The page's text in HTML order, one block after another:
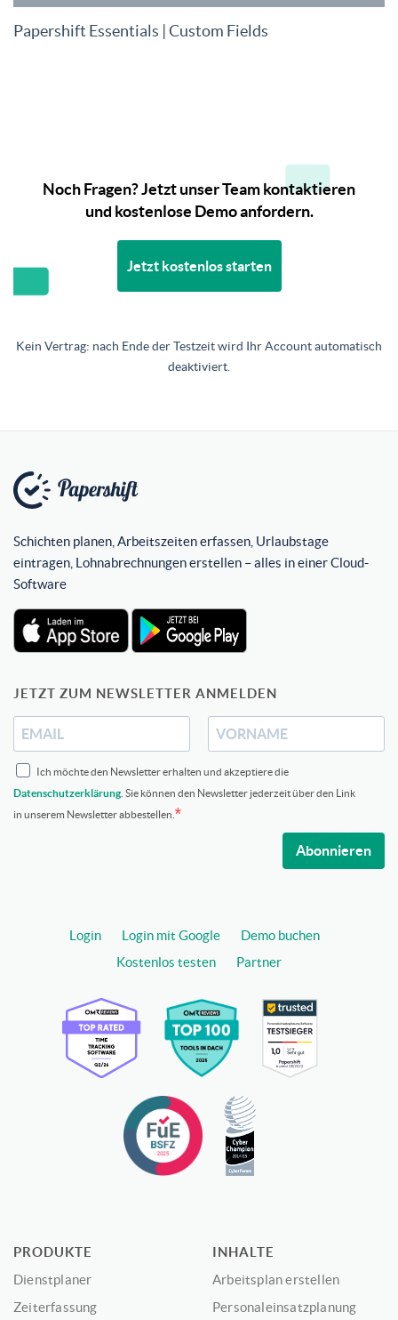
Papershift Essentials | Custom Fields
Noch Fragen? Jetzt unser Team kontaktieren
und kostenlose Demo anfordern.
Jetzt kostenlos starten
Kein Vertrag: nach Ende der Testzeit wird Ihr Account automatisch
deaktiviert.
Schichten planen, Arbeitszeiten erfassen, Urlaubstage
eintragen, Lohnabrechnungen erstellen – alles in einer Cloud-
Software
JETZT ZUM NEWSLETTER ANMELDEN
Ich möchte den Newsletter erhalten und akzeptiere die
Datenschutzerklärung . Sie können den Newsletter jederzeit über den Link
in unserem Newsletter abbestellen.
Abonnieren
Login Login mit Google
Demo buchen
Kostenlos testen
Partner
PRODUKTE
Dienstplaner
Zeiterfassung
INHALTE
Arbeitsplan erstellen
Personaleinsatzplanung